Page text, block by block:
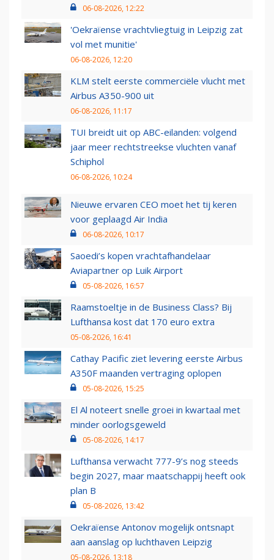
06-08-2026, 12:22
'Oekraïense vrachtvliegtuig in Leipzig zat
vol met munitie'
06-08-2026, 12:20
KLM stelt eerste commerciële vlucht met
Airbus A350-900 uit
06-08-2026, 11:17
TUI breidt uit op ABC-eilanden: volgend
jaar meer rechtstreekse vluchten vanaf
Schiphol
06-08-2026, 10:24
Nieuwe ervaren CEO moet het tij keren
voor geplaagd Air India
06-08-2026, 10:17
Saoedi’s kopen vrachtafhandelaar
Aviapartner op Luik Airport
05-08-2026, 16:57
Raamstoeltje in de Business Class? Bij
Lufthansa kost dat 170 euro extra
05-08-2026, 16:41
Cathay Pacific ziet levering eerste Airbus
A350F maanden vertraging oplopen
05-08-2026, 15:25
El Al noteert snelle groei in kwartaal met
minder oorlogsgeweld
05-08-2026, 14:17
Lufthansa verwacht 777-9’s nog steeds
begin 2027, maar maatschappij heeft ook
plan B
05-08-2026, 13:42
Oekraïense Antonov mogelijk ontsnapt
aan aanslag op luchthaven Leipzig
05-08-2026, 13:18